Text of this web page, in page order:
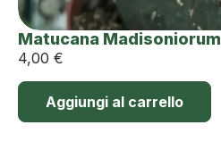
Matucana Madisoniorum
4,00 €
Aggiungi al carrello